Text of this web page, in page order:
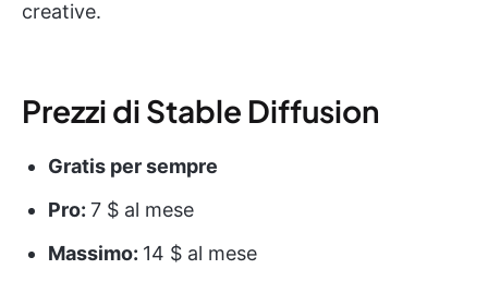
creative.
Prezzi di Stable Diffusion
Gratis per sempre
Pro: 7 $ al mese
Massimo: 14 $ al mese